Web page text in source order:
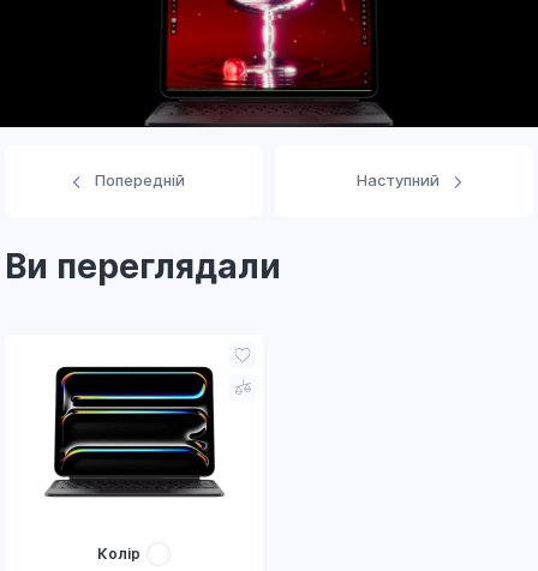
Попередній Наступний
Ви переглядали
Колір